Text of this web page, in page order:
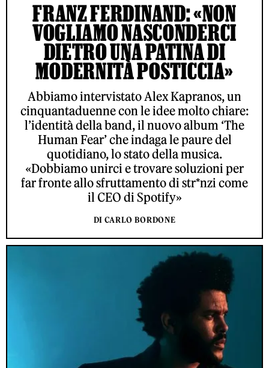
FRANZ FERDINAND: «NON
VOGLIAMO NASCONDERCI
DIETRO UNA PATINA DI
MODERNITÀ POSTICCIA»
Abbiamo intervistato Alex Kapranos, un
cinquantaduenne con le idee molto chiare:
l’identità della band, il nuovo album ‘The
Human Fear’ che indaga le paure del
quotidiano, lo stato della musica.
«Dobbiamo unirci e trovare soluzioni per
far fronte allo sfruttamento di str*nzi come
il CEO di Spotify»
DI CARLO BORDONE